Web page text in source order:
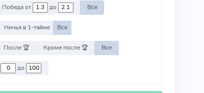
Победа от до Все
Ничья в 1-тайме Все
После 🏆 Кроме после 🏆 Все
до